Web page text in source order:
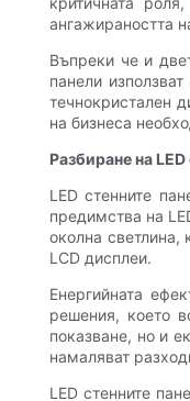
ангажираността
Въпреки че и
панели
течнокристален
на бизнеса
Разбиране на
LED стенните
предимства на
околна светлина,
LCD дисплеи.
Енергийната
решения, което
показване, но и
намаляват
LED стенните